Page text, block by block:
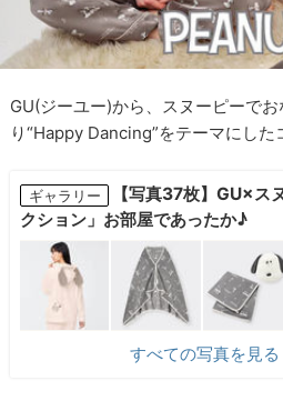
GU(ジーユー)から、スヌーピーで
り“Happy Dancing”をテーマにした
ギャラリー
【写真37枚】GU×ス
クション」お部屋であったか♪
すべての写真を見る